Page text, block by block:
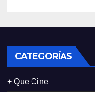
CATEGORÍAS
+ Que Cine